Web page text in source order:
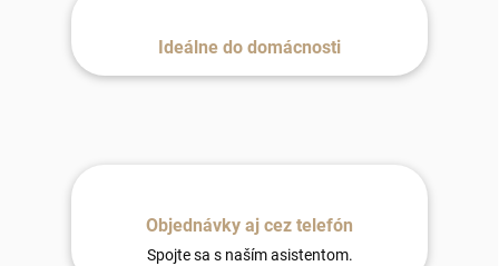
Ideálne do domácnosti
Objednávky aj cez telefón
Spojte sa s naším asistentom.